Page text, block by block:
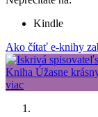
Kindle
Ako čítať e-knihy